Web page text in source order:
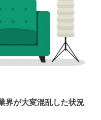
界が大変混乱した状況